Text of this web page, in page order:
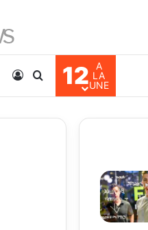
Log InSearch for
12
A
LA
UNE